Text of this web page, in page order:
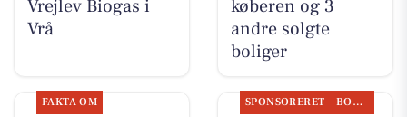
Vrejlev Biogas i
Vrå
køberen og 3
andre solgte
boliger
FAKTA OM SPONSORERET BOLIGMARKED